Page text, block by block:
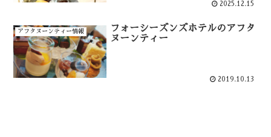
2025.12.15
アフタヌーンティー情報
フォーシーズンズホテルのアフタ
ヌーンティー
2019.10.13